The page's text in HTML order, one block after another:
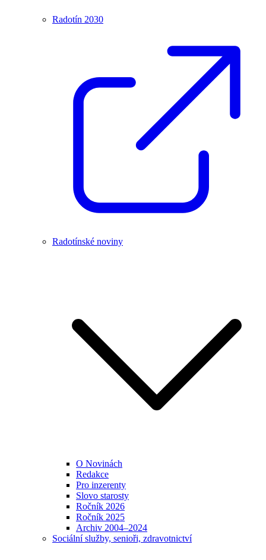
Radotín 2030
Radotínské noviny
O Novinách
Redakce
Pro inzerenty
Slovo starosty
Ročník 2026
Ročník 2025
Archiv 2004–2024
Sociální služby, senioři, zdravotnictví